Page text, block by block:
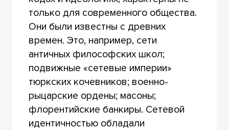
только для современного общества.
Они были известны с древних
времен. Это, например, сети
античных философских школ;
подвижные «сетевые империи»
тюркских кочевников; военно-
рыцарские ордены; масоны;
флорентийские банкиры. Сетевой
идентичностью обладали